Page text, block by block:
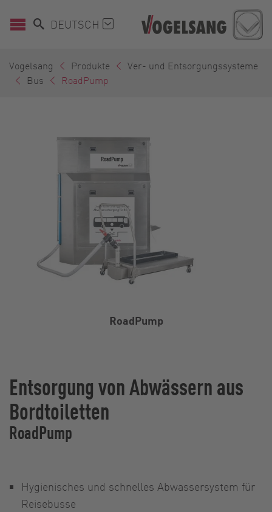
DEUTSCH
Vogelsang Produkte
Ver- und Entsorgungssysteme
Bus
RoadPump
RoadPump
Entsorgung von Abwässern aus
Bordtoiletten
RoadPump
Hygienisches und schnelles Abwassersystem für
Reisebusse